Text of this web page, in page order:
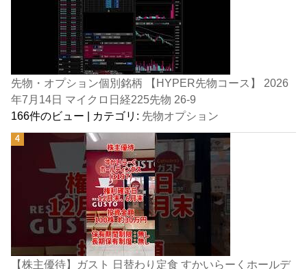
先物・オプション個別銘柄 【HYPER先物コース】 2026
年7月14日 マイクロ日経225先物 26-9
166件のビュー | カテゴリ: 先物オプション
【株主優待】ガスト 日替わり定食 すかいらーくホールデ